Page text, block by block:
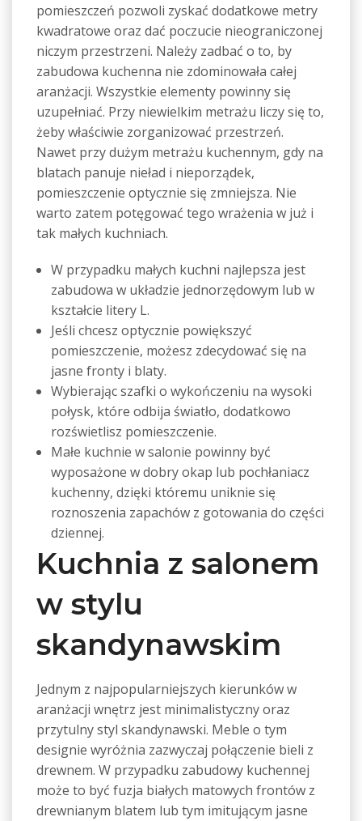
pomieszczeń pozwoli zyskać dodatkowe metry
kwadratowe oraz dać poczucie nieograniczonej
niczym przestrzeni. Należy zadbać o to, by
zabudowa kuchenna nie zdominowała całej
aranżacji. Wszystkie elementy powinny się
uzupełniać. Przy niewielkim metrażu liczy się to,
żeby właściwie zorganizować przestrzeń.
Nawet przy dużym metrażu kuchennym, gdy na
blatach panuje nieład i nieporządek,
pomieszczenie optycznie się zmniejsza. Nie
warto zatem potęgować tego wrażenia w już i
tak małych kuchniach.
W przypadku małych kuchni najlepsza jest
zabudowa w układzie jednorzędowym lub w
kształcie litery L.
Jeśli chcesz optycznie powiększyć
pomieszczenie, możesz zdecydować się na
jasne fronty i blaty.
Wybierając szafki o wykończeniu na wysoki
połysk, które odbija światło, dodatkowo
rozświetlisz pomieszczenie.
Małe kuchnie w salonie powinny być
wyposażone w dobry okap lub pochłaniacz
kuchenny, dzięki któremu uniknie się
roznoszenia zapachów z gotowania do części
dziennej.
Kuchnia z salonem
w stylu
skandynawskim
Jednym z najpopularniejszych kierunków w
aranżacji wnętrz jest minimalistyczny oraz
przytulny styl skandynawski. Meble o tym
designie wyróżnia zazwyczaj połączenie bieli z
drewnem. W przypadku zabudowy kuchennej
może to być fuzja białych matowych frontów z
drewnianym blatem lub tym imitującym jasne